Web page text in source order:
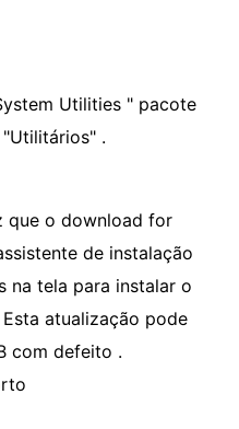
Utilities " pacote
.
que o download for
de instalação
na tela para instalar o
atualização pode
com defeito .